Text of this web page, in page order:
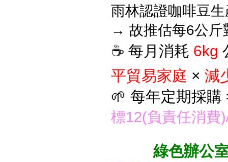
雨林認證咖啡豆
→ 故推估每6公斤
☕ 每月消耗 6kg
平貿易家庭 × 減
🌱 每年定期採
標12(負責任消費
綠色辦公